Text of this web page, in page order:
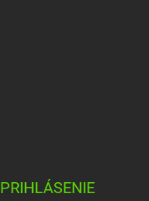
PRIHLÁSENIE